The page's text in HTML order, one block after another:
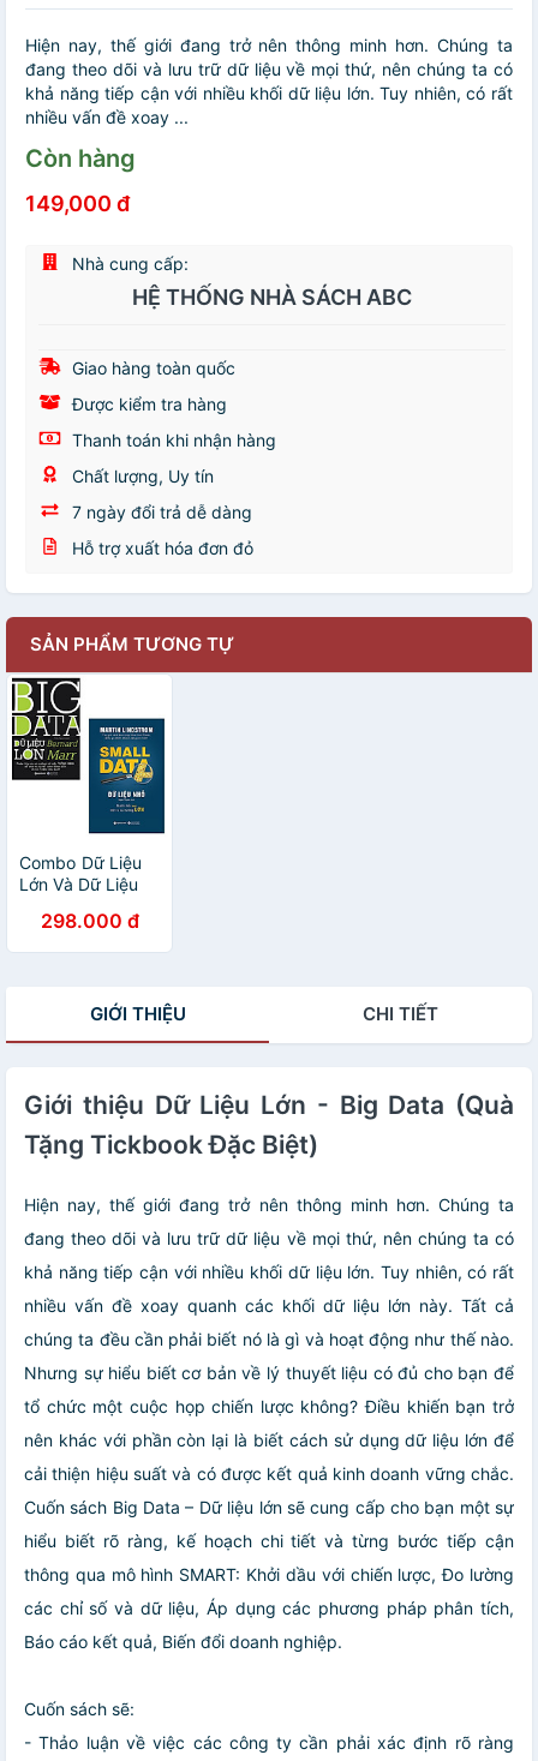
Hiện nay, thế giới đang trở nên thông minh hơn. Chúng ta
đang theo dõi và lưu trữ dữ liệu về mọi thứ, nên chúng ta có
khả năng tiếp cận với nhiều khối dữ liệu lớn. Tuy nhiên, có rất
nhiều vấn đề xoay ...
Còn hàng
149,000 đ
Nhà cung cấp:
HỆ THỐNG NHÀ SÁCH ABC
Giao hàng toàn quốc
Được kiểm tra hàng
Thanh toán khi nhận hàng
Chất lượng, Uy tín
7 ngày đổi trả dễ dàng
Hỗ trợ xuất hóa đơn đỏ
SẢN PHẨM TƯƠNG TỰ
Combo Dữ Liệu
Lớn Và Dữ Liệu
298.000 đ
GIỚI THIỆU CHI TIẾT
Giới thiệu Dữ Liệu Lớn - Big Data (Quà
Tặng Tickbook Đặc Biệt)
Hiện nay, thế giới đang trở nên thông minh hơn. Chúng ta
đang theo dõi và lưu trữ dữ liệu về mọi thứ, nên chúng ta có
khả năng tiếp cận với nhiều khối dữ liệu lớn. Tuy nhiên, có rất
nhiều vấn đề xoay quanh các khối dữ liệu lớn này. Tất cả
chúng ta đều cần phải biết nó là gì và hoạt động như thế nào.
Nhưng sự hiểu biết cơ bản về lý thuyết liệu có đủ cho bạn để
tổ chức một cuộc họp chiến lược không? Điều khiến bạn trở
nên khác với phần còn lại là biết cách sử dụng dữ liệu lớn để
cải thiện hiệu suất và có được kết quả kinh doanh vững chắc.
Cuốn sách Big Data – Dữ liệu lớn sẽ cung cấp cho bạn một sự
hiểu biết rõ ràng, kế hoạch chi tiết và từng bước tiếp cận
thông qua mô hình SMART: Khởi dầu với chiến lược, Đo lường
các chỉ số và dữ liệu, Áp dụng các phương pháp phân tích,
Báo cáo kết quả, Biến đổi doanh nghiệp.
Cuốn sách sẽ:
- Thảo luận về việc các công ty cần phải xác định rõ ràng